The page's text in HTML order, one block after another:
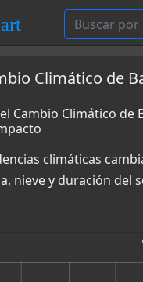
Climático de
Cambio Climático de
climáticas
nieve y duración del